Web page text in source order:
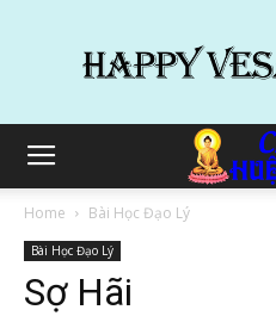
Home Bài Học Đạo Lý
Bài Học Đạo Lý
Sợ Hãi